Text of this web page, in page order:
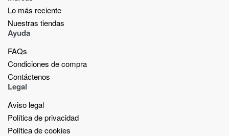
Lo más reciente​
Nuestras tiendas​
Ayuda
FAQs
Condiciones de compra
Contáctenos
Legal
Aviso legal
Política de privacidad
Política de cookies